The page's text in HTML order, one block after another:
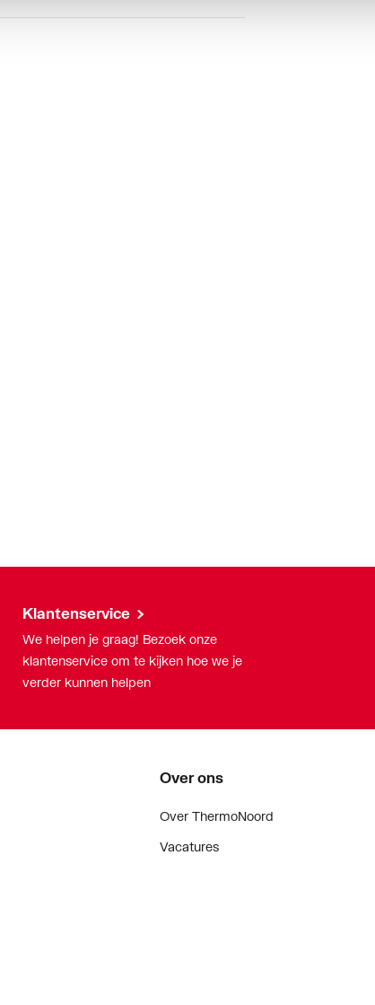
Klantenservice
We helpen je graag! Bezoek onze
klantenservice om te kijken hoe we je
verder kunnen helpen
Over ons
Over ThermoNoord
Vacatures